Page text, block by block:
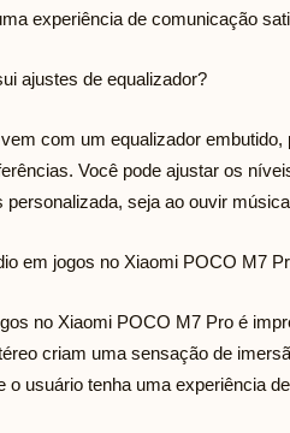
experiência de comunicação
ajustes de equalizador?
com um equalizador
Você pode ajustar os
personalizada, seja ao ouvir
em jogos no Xiaomi POCO M7
no Xiaomi POCO M7 Pro é
criam uma sensação de
o usuário tenha uma experiência